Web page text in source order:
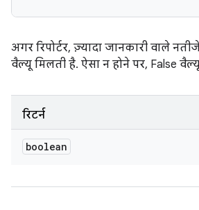
अगर रिपोर्टर, ज़्यादा जानकारी वाले
वैल्यू मिलती है. ऐसा न होने पर, False
रिटर्न
boolean